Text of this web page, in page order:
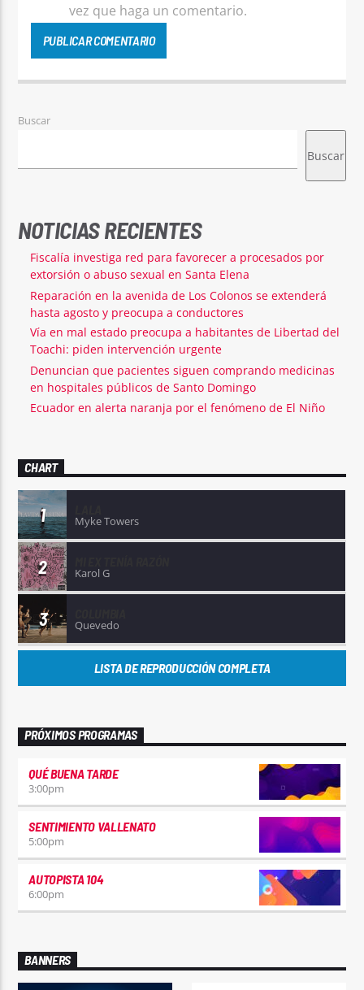
vez que haga un comentario.
Buscar
Buscar
NOTICIAS RECIENTES
Fiscalía investiga red para favorecer a procesados por
extorsión o abuso sexual en Santa Elena
Reparación en la avenida de Los Colonos se extenderá
hasta agosto y preocupa a conductores
Vía en mal estado preocupa a habitantes de Libertad del
Toachi: piden intervención urgente
Denuncian que pacientes siguen comprando medicinas
en hospitales públicos de Santo Domingo
Ecuador en alerta naranja por el fenómeno de El Niño
CHART
1 Myke Towers
2 Karol G
3 Quevedo
LISTA DE REPRODUCCIÓN COMPLETA
PRÓXIMOS PROGRAMAS
QUÉ BUENA TARDE
3:00pm
SENTIMIENTO VALLENATO
5:00pm
AUTOPISTA 104
6:00pm
BANNERS